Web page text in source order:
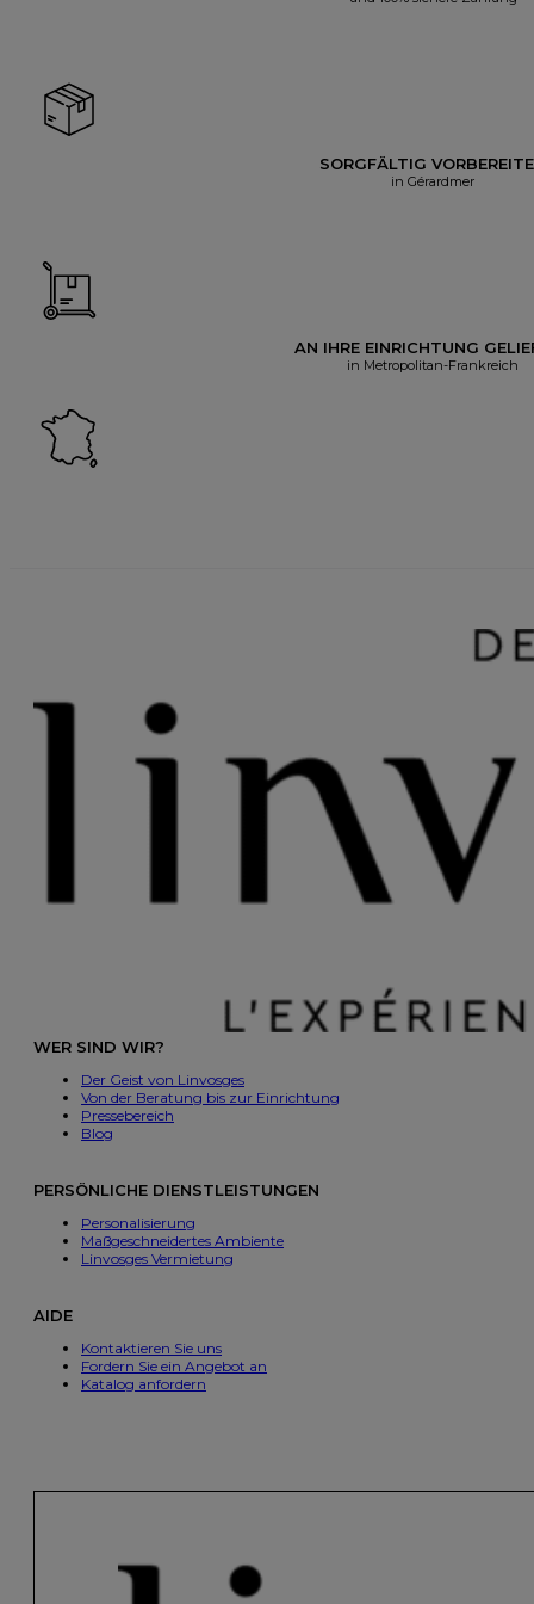
SORGFÄLTIG
in Gérardmer
AN IHRE EINRICHTUNG
in Metropolitan-Frankreich
WER SIND WIR?
Der Geist von Linvosges
Von der Beratung bis zur Einrichtung
Pressebereich
Blog
PERSÖNLICHE DIENSTLEISTUNGEN
Personalisierung
Maßgeschneidertes Ambiente
Linvosges Vermietung
AIDE
Kontaktieren Sie uns
Fordern Sie ein Angebot an
Katalog anfordern